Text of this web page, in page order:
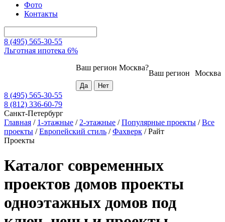
Фото
Контакты
8 (495) 565-30-55
Льготная ипотека 6%
Москва
Ваш регион
Ваш регион Москва?
8 (495) 565-30-55
8 (812) 336-60-79
Санкт-Петербург
Главная / 1-этажные / 2-этажные /Популярные проекты /Все
проекты /Европейский стиль /Фахверк /Райт
Проекты
Каталог современных
проектов домов проекты
одноэтажных домов под